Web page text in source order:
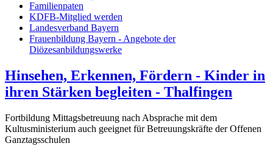
Familienpaten
KDFB-Mitglied werden
Landesverband Bayern
Frauenbildung Bayern - Angebote der
Diözesanbildungswerke
Hinsehen, Erkennen, Fördern - Kinder in
ihren Stärken begleiten - Thalfingen
Fortbildung Mittagsbetreuung nach Absprache mit dem
Kultusministerium auch geeignet für Betreuungskräfte der Offenen
Ganztagsschulen